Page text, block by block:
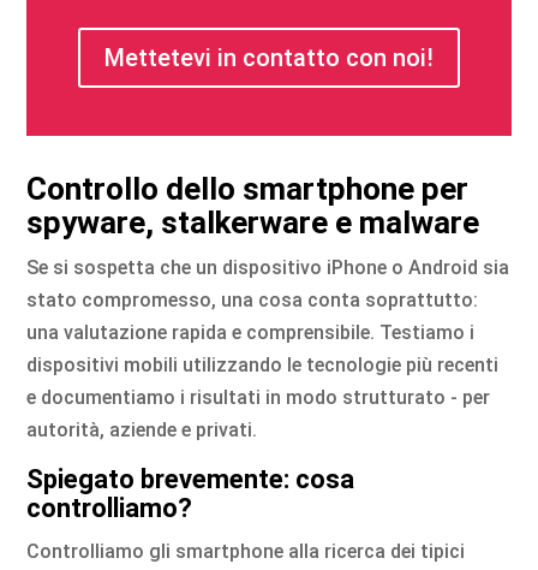
Mettetevi in contatto con noi!
Controllo dello smartphone per
spyware, stalkerware e malware
Se si sospetta che un dispositivo iPhone o Android sia
stato compromesso, una cosa conta soprattutto:
una valutazione rapida e comprensibile. Testiamo i
dispositivi mobili utilizzando le tecnologie più recenti
e documentiamo i risultati in modo strutturato - per
autorità, aziende e privati.
Spiegato brevemente: cosa
controlliamo?
Controlliamo gli smartphone alla ricerca dei tipici